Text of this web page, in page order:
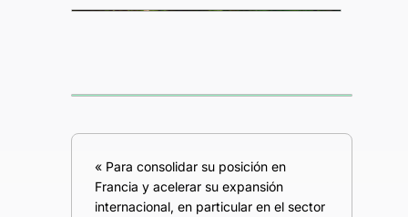
« Para consolidar su posición en
Francia y acelerar su expansión
internacional, en particular en el sector